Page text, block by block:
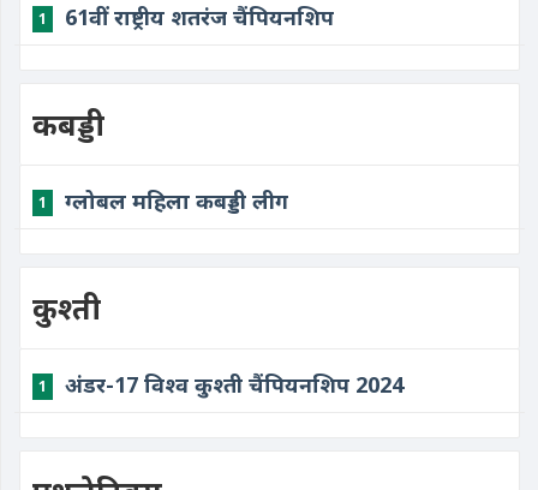
1 61वीं राष्ट्रीय शतरंज चैंपियनशिप
कबड्डी
1 ग्लोबल महिला कबड्डी लीग
कुश्ती
1 अंडर-17 विश्व कुश्ती चैंपियनशिप 2024